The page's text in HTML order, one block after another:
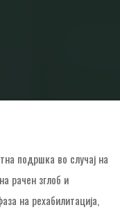
подршка во случај на
рачен зглоб и
на рехабилитација,